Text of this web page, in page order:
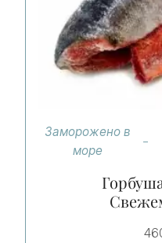
Заморожено в
море